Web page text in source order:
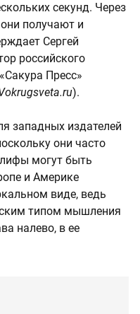
секунд. Через
получают и
Сергей
российского
Пресс»
).
западных издателей
они часто
могут быть
и Америке
виде, ведь
типом мышления
налево, в ее